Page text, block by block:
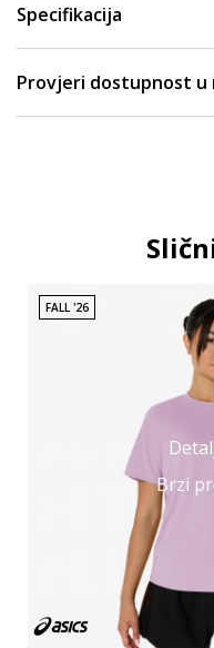
Specifikacija
Provjeri dostupnost u
Brzi
FALL '26